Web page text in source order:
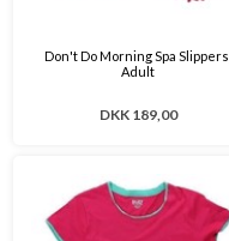
Don't Do Morning Spa Slippers,
Adult
DKK 189,00